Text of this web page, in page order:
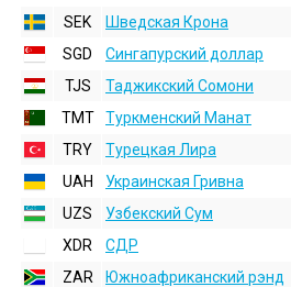
SEK
Шведская Крона
SGD
Сингапурский доллар
TJS
Таджикский Сомони
TMT
Туркменский Манат
TRY
Турецкая Лира
UAH
Украинская Гривна
UZS
Узбекский Сум
XDR
СДР
ZAR
Южноафриканский рэнд